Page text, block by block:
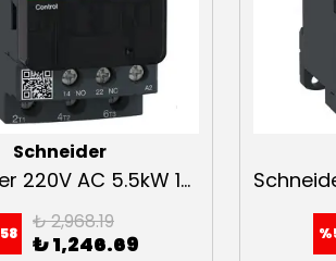
Schneider
Schneider 220V AC 5.5kW 1NA+1NK Kontaktör
58 ₺ 2,968.19
₺ 1,246.69 %